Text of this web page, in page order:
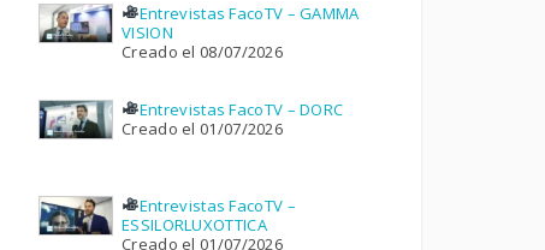
Entrevistas FacoTV – GAMMA
VISION
Creado el 08/07/2026
Entrevistas FacoTV – DORC
Creado el 01/07/2026
Entrevistas FacoTV –
ESSILORLUXOTTICA
Creado el 01/07/2026